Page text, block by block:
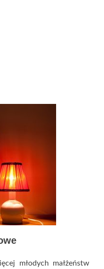
młodych małżeństw